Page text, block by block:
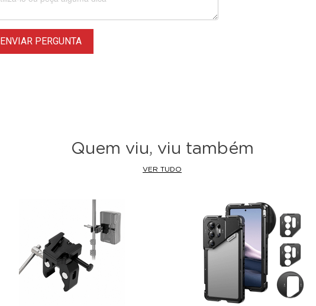
ENVIAR PERGUNTA
Quem viu, viu também
VER TUDO